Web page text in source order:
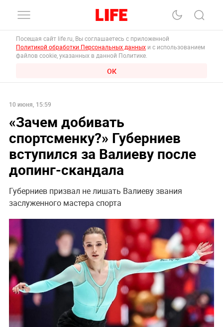
Посещая сайт life.ru, Вы соглашаетесь с приложенной
Политикой обработки Персональных данных и с использованием
файлов cookie, указанных в данной Политике.
ОК
10 июня, 15:59
«Зачем добивать
спортсменку?» Губерниев
вступился за Валиеву после
допинг-скандала
Губерниев призвал не лишать Валиеву звания
заслуженного мастера спорта